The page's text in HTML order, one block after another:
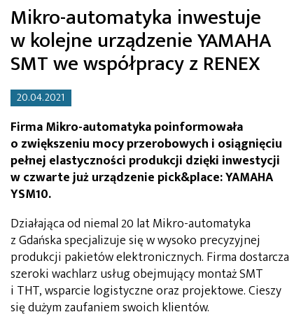
Mikro-automatyka inwestuje
w kolejne urządzenie YAMAHA
SMT we współpracy z RENEX
20.04.2021
Firma Mikro-automatyka poinformowała
o zwiększeniu mocy przerobowych i osiągnięciu
pełnej elastyczności produkcji dzięki inwestycji
w czwarte już urządzenie pick&place: YAMAHA
YSM10.
Działająca od niemal 20 lat Mikro-automatyka
z Gdańska specjalizuje się w wysoko precyzyjnej
produkcji pakietów elektronicznych. Firma dostarcza
szeroki wachlarz usług obejmujący montaż SMT
i THT, wsparcie logistyczne oraz projektowe. Cieszy
się dużym zaufaniem swoich klientów.